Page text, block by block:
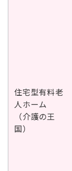
住宅型有料老
人ホーム
（介護の王
国）